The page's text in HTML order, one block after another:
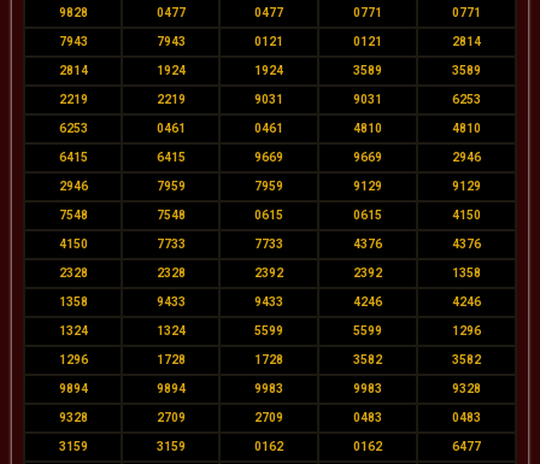
9828 0477 0477 0771 0771
7943 7943 0121 0121 2814
2814 1924 1924 3589 3589
2219 2219 9031 9031 6253
6253 0461 0461 4810 4810
6415 6415 9669 9669 2946
2946 7959 7959 9129 9129
7548 7548 0615 0615 4150
4150 7733 7733 4376 4376
2328 2328 2392 2392 1358
1358 9433 9433 4246 4246
1324 1324 5599 5599 1296
1296 1728 1728 3582 3582
9894 9894 9983 9983 9328
9328 2709 2709 0483 0483
3159 3159 0162 0162 6477